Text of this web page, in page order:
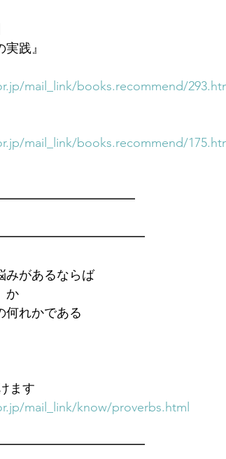
践』
mail_link/books.recommend/
mail_link/books.recommend/
みがあるならば
か
何れかである
ます
mail_link/know/proverbs.html